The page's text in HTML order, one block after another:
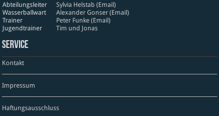
Abteilungsleiter
Sylvia Helstab (Email)
Wasserballwart
Alexander Gonser (Email)
Trainer
Peter Funke (Email)
Jugendtrainer
Tim und Jonas
Service
Kontakt
Impressum
Haftungsausschluss